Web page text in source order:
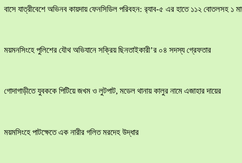
বাসে যাত্রীবেশে অভিনব কায়দায় ফেনসিডিল পরিবহন: র‍্যাব-৫ এর হাতে ১১২ বোতলসহ ১
ময়মনসিংহে পুলিশের যৌথ অভিযানে সক্রিয় ছিনতাইকারী’র ০৪ সদস্য গ্রেফতার
​গোদাগাড়ীতে যুবককে পিটিয়ে জখম ও লুটপাট, মডেল থানায় কালুর নামে এজাহার দায়ের
ময়মসিংহে পাটক্ষেতে এক নারীর গলিত মরদেহ উদ্ধার